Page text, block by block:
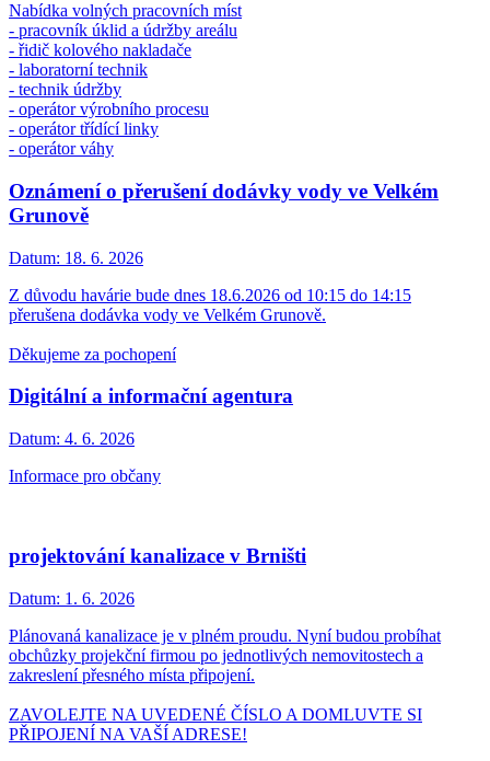
Nabídka volných pracovních míst
- pracovník úklid a údržby areálu
- řidič kolového nakladače
- laboratorní technik
- technik údržby
- operátor výrobního procesu
- operátor třídící linky
- operátor váhy
Oznámení o přerušení dodávky vody ve Velkém
Grunově
Datum: 18. 6. 2026
Z důvodu havárie bude dnes 18.6.2026 od 10:15 do 14:15
přerušena dodávka vody ve Velkém Grunově.
Děkujeme za pochopení
Digitální a informační agentura
Datum: 4. 6. 2026
Informace pro občany
projektování kanalizace v Brništi
Datum: 1. 6. 2026
Plánovaná kanalizace je v plném proudu. Nyní budou probíhat
obchůzky projekční firmou po jednotlivých nemovitostech a
zakreslení přesného místa připojení.
ZAVOLEJTE NA UVEDENÉ ČÍSLO A DOMLUVTE SI
PŘIPOJENÍ NA VAŠÍ ADRESE!